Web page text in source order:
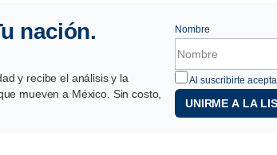
nación.
y recibe el análisis y la
mueven a México. Sin costo,
Nombre
Al suscribirte
UNIRME A LA